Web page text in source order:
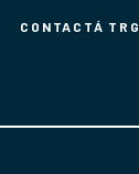
CONTACTÁ TRG